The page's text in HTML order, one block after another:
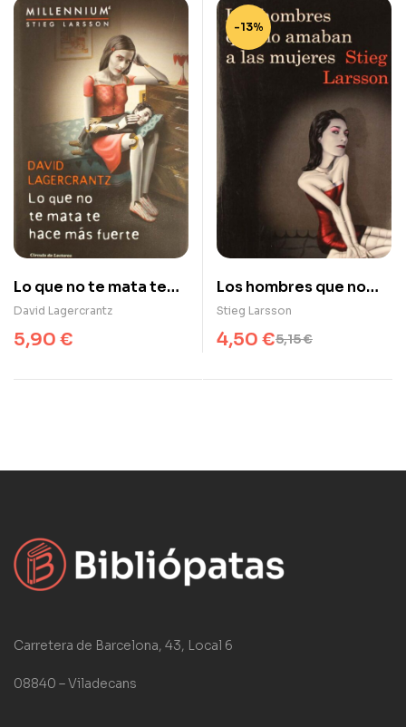
Lo que no te mata te
hace más fuerte
David Lagercrantz
5,90 €
-13%
Los hombres que no
amaban a las mujeres
Stieg Larsson
5,15€
4,50 €
Carretera de Barcelona, 43, Local 6
08840 – Viladecans